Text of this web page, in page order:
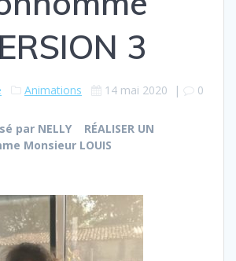
3
Animations 14 mai 2020 | 0
par NELLY RÉALISER UN
Monsieur LOUIS